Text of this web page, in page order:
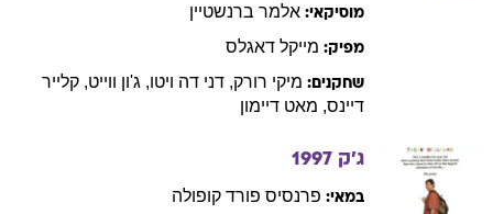
מוסיקאי: אלמר ברנשטיין
מפיק: מייקל דאגלס
שחקנים: מיקי רורק, דני דה ויטו, ג'ון ווייט, קלייר
דיינס, מאט דיימון
ג'ק 1997
במאי: פרנסיס פורד קופולה